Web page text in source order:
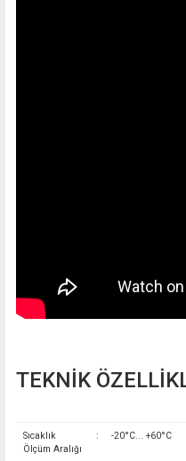
TEKNİK
Sıcaklık
Ölçüm Aralığı
: -20°C... +60°C